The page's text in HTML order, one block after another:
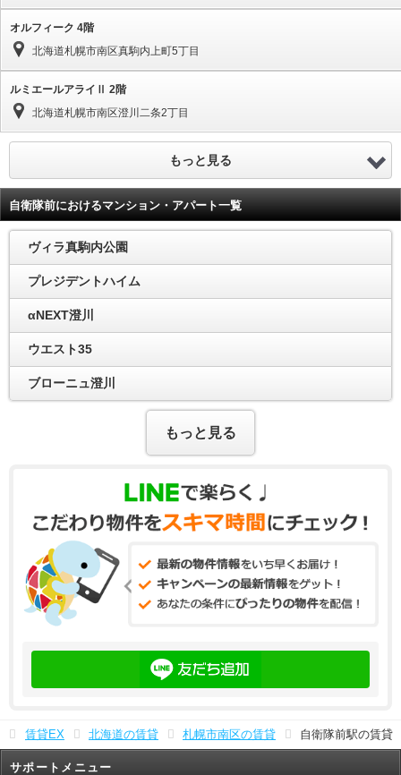
オルフィーク 4階
北海道札幌市南区真駒内上町5丁目
ルミエールアライⅡ 2階
北海道札幌市南区澄川二条2丁目
もっと見る
自衛隊前におけるマンション・アパート一覧
ヴィラ真駒内公園
プレジデントハイム
αNEXT澄川
ウエスト35
ブローニュ澄川
もっと見る
賃貸EX 北海道の賃貸 札幌市南区の賃貸 自衛隊前駅の賃貸
サポートメニュー